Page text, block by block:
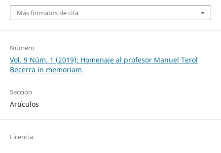
Más formatos de cita
Número
Vol. 9 Núm. 1 (2019): Homenaje al profesor Manuel Terol
Becerra in memoriam
Sección
Artículos
Licencia